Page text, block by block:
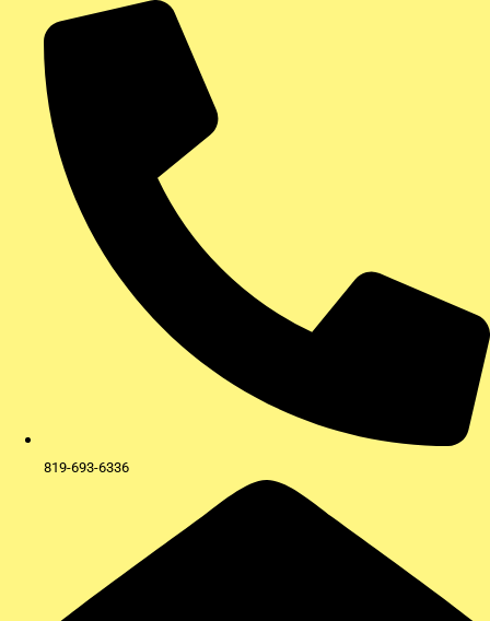
contenu
819-693-6336